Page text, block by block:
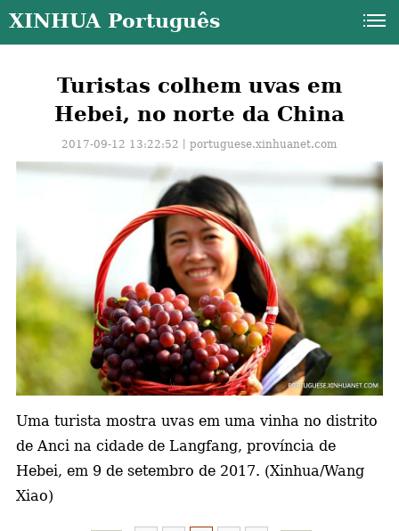
XINHUA Português
Turistas colhem uvas em
Hebei, no norte da China
2017-09-12 13:22:52丨portuguese.xinhuanet.com
Uma turista mostra uvas em uma vinha no distrito
de Anci na cidade de Langfang, província de
Hebei, em 9 de setembro de 2017. (Xinhua/Wang
Xiao)